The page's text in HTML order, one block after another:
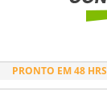
PRONTO EM 48 HRS